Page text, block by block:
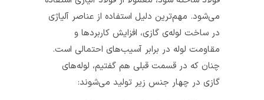
می‌شود. مهم‌ترین دلیل استفاده از عناصر آلیاژی
در ساخت لوله‌ی گازی، افزایش کاربردها و
مقاومت لوله در برابر آسیب‌های احتمالی است.
چنان که در قسمت قبلی هم گفتیم، لوله‌های
گازی در چهار جنس زیر تولید می‌شوند: